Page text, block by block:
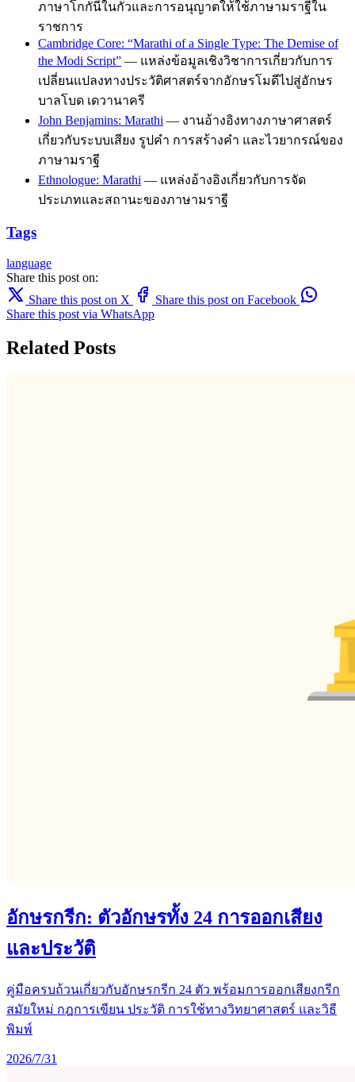
ภาษาโกกันีในกัวและการอนุญาตให้ใช้ภาษามราฐีใน
ราชการ
Cambridge Core: “Marathi of a Single Type: The Demise of
the Modi Script” — แหล่งข้อมูลเชิงวิชาการเกี่ยวกับการ
เปลี่ยนแปลงทางประวัติศาสตร์จากอักษรโมดีไปสู่อักษร
บาลโบด เดวานาครี
John Benjamins: Marathi — งานอ้างอิงทางภาษาศาสตร์
เกี่ยวกับระบบเสียง รูปคำ การสร้างคำ และไวยากรณ์ของ
ภาษามราฐี
Ethnologue: Marathi — แหล่งอ้างอิงเกี่ยวกับการจัด
ประเภทและสถานะของภาษามราฐี
Tags
language
Share this post on:
Share this post on X
Share this post on Facebook
Share this post via WhatsApp
Related Posts
อักษรกรีก: ตัวอักษรทั้ง 24 การออกเสียง
และประวัติ
คู่มือครบถ้วนเกี่ยวกับอักษรกรีก 24 ตัว พร้อมการออกเสียงกรีก
สมัยใหม่ กฎการเขียน ประวัติ การใช้ทางวิทยาศาสตร์ และวิธี
พิมพ์
2026/7/31